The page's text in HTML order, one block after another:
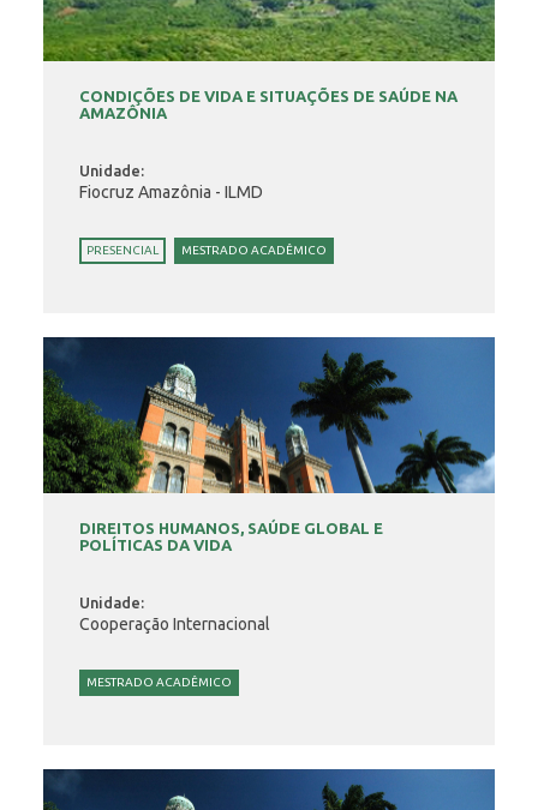
CONDIÇÕES DE VIDA E SITUAÇÕES DE SAÚDE NA
AMAZÔNIA
Unidade:
Fiocruz Amazônia - ILMD
PRESENCIAL MESTRADO ACADÊMICO
DIREITOS HUMANOS, SAÚDE GLOBAL E
POLÍTICAS DA VIDA
Unidade:
Cooperação Internacional
MESTRADO ACADÊMICO